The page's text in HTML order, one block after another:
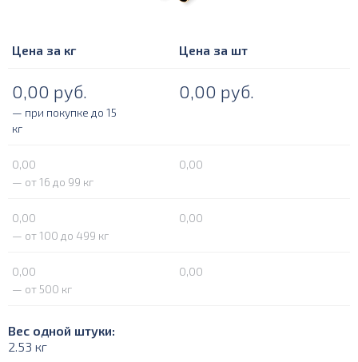
Цена за кг Цена за шт
0,00 руб. 0,00 руб.
— при покупке до 15
кг
0,00
0,00
— от 16 до 99 кг
0,00
0,00
— от 100 до 499 кг
0,00
0,00
— от 500 кг
Вес одной штуки:
2.53 кг